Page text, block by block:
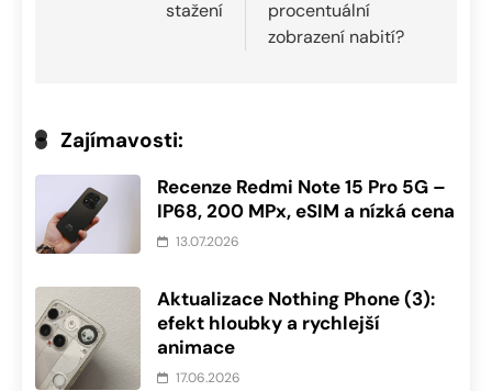
stažení
procentuální
zobrazení nabití?
Zajímavosti:
Recenze Redmi Note 15 Pro 5G –
IP68, 200 MPx, eSIM a nízká cena
13.07.2026
Aktualizace Nothing Phone (3):
efekt hloubky a rychlejší
animace
17.06.2026